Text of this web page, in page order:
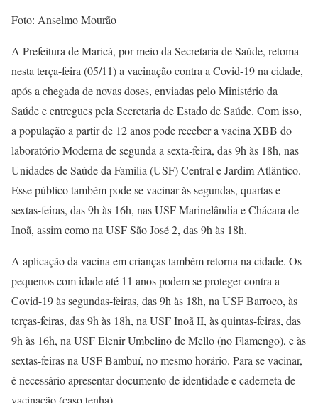
Foto: Anselmo Mourão
A Prefeitura de Maricá, por meio da Secretaria de Saúde, retoma
nesta terça-feira (05/11) a vacinação contra a Covid-19 na cidade,
após a chegada de novas doses, enviadas pelo Ministério da
Saúde e entregues pela Secretaria de Estado de Saúde. Com isso,
a população a partir de 12 anos pode receber a vacina XBB do
laboratório Moderna de segunda a sexta-feira, das 9h às 18h, nas
Unidades de Saúde da Família (USF) Central e Jardim Atlântico.
Esse público também pode se vacinar às segundas, quartas e
sextas-feiras, das 9h às 16h, nas USF Marinelândia e Chácara de
Inoã, assim como na USF São José 2, das 9h às 18h.
A aplicação da vacina em crianças também retorna na cidade. Os
pequenos com idade até 11 anos podem se proteger contra a
Covid-19 às segundas-feiras, das 9h às 18h, na USF Barroco, às
terças-feiras, das 9h às 18h, na USF Inoã II, às quintas-feiras, das
9h às 16h, na USF Elenir Umbelino de Mello (no Flamengo), e às
sextas-feiras na USF Bambuí, no mesmo horário. Para se vacinar,
é necessário apresentar documento de identidade e caderneta de